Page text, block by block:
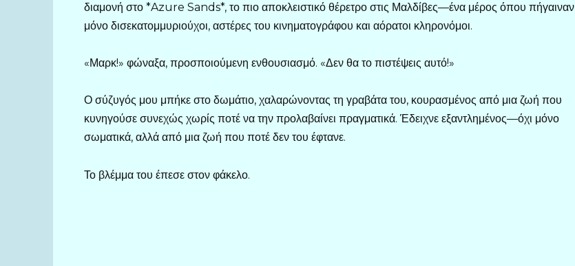
διαμονή στο *Azure Sands*, το πιο αποκλειστικό θέρετρο στις Μαλδίβες—ένα μέρος όπου πήγαιναν
μόνο δισεκατομμυριούχοι, αστέρες του κινηματογράφου και αόρατοι κληρονόμοι.
«Μαρκ!» φώναξα, προσποιούμενη ενθουσιασμό. «Δεν θα το πιστέψεις αυτό!»
Ο σύζυγός μου μπήκε στο δωμάτιο, χαλαρώνοντας τη γραβάτα του, κουρασμένος από μια ζωή που
κυνηγούσε συνεχώς χωρίς ποτέ να την προλαβαίνει πραγματικά. Έδειχνε εξαντλημένος—όχι μόνο
σωματικά, αλλά από μια ζωή που ποτέ δεν του έφτανε.
Το βλέμμα του έπεσε στον φάκελο.